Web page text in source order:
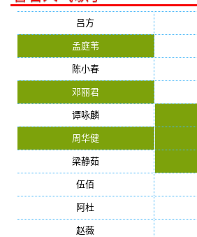
吕方
孟庭苇
陈小春
邓丽君
谭咏麟
周华健
梁静茹
伍佰
阿杜
赵薇